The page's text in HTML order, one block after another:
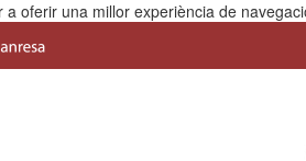
oferir una millor experiència de